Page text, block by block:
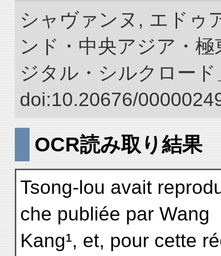
シャヴァンヌ, エドゥ
ンド・中央アジア・
ジタル・シルクロー
doi:10.20676/
OCR読み取り結果
Tsong-lou avait
che publiée par Wang
Kang¹, et, pour cette